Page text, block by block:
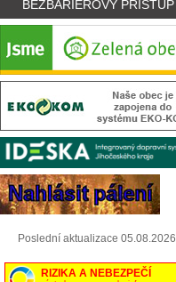
BEZBARIÉROVÝ PŘÍSTUP
Poslední aktualizace 05.08.2026